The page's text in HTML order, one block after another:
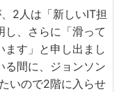
2人は「新しいIT担
し、さらに「滑って
ます」と申し出まし
る間に、ジョンソン
いので2階に入らせ